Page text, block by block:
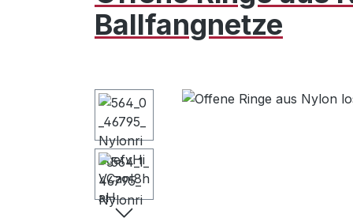
Ballfangnetze
Bildergalerie überspringen